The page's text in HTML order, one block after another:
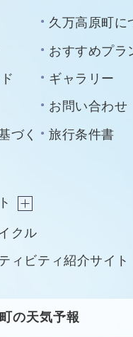
久万高原町に
おすすめプラ
ギャラリー
お問い合わせ
づく
旅行条件書
クル
ィビティ紹介サイト
の天気予報